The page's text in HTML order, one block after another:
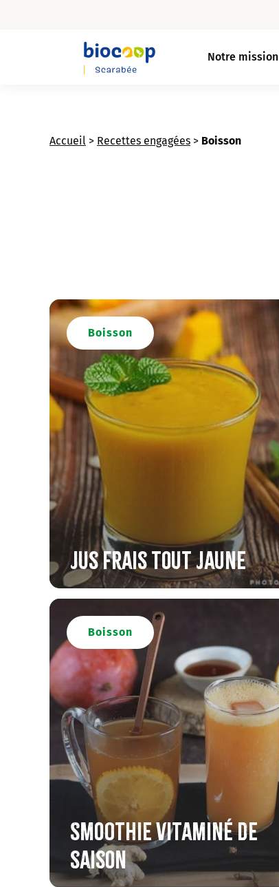
Notre mission
Accueil > Recettes engagées > Boisson
Jus frais tout jaune
Boisson
Recette de Élodie
Pique-Prune Cleunay
Préparation : 5min
Smoothie vitaminé de
saison
Boisson